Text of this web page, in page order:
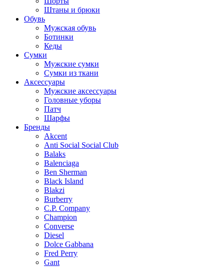
Штаны и брюки
Обувь
Мужская обувь
Ботинки
Кеды
Сумки
Мужские сумки
Сумки из ткани
Аксессуары
Мужские аксессуары
Головные уборы
Патч
Шарфы
Бренды
Akcent
Anti Social Social Club
Balaks
Balenciaga
Ben Sherman
Black Island
Blakzi
Burberry
C.P. Company
Champion
Converse
Diesel
Dolce Gabbana
Fred Perry
Gant